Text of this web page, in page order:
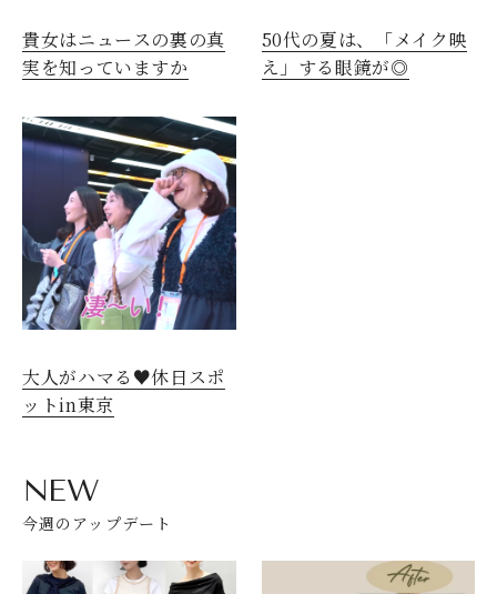
貴女はニュースの裏の真
実を知っていますか
50代の夏は、「メイク映
え」する眼鏡が◎
大人がハマる♥休日スポ
ットin東京
NEW
今週のアップデート